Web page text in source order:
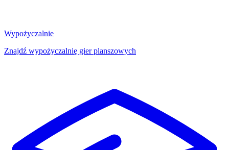
Wypożyczalnie
Znajdź wypożyczalnię gier planszowych